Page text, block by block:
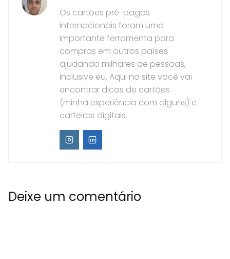
Os cartões pré-pagos
internacionais foram uma
importante ferramenta para
compras em outros países
ajudando milhares de pessoas,
inclusive eu. Aqui no site você vai
encontrar dicas de cartões
(minha experiência com alguns) e
carteiras digitais.
Deixe um comentário